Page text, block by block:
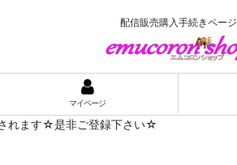
配信販売購入手続きページ
マイページ
れます☆是非ご登録下さい☆